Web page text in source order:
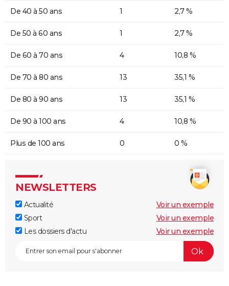
De 40 à 50 ans 1 2,7 %
De 50 à 60 ans 1 2,7 %
De 60 à 70 ans 4 10,8 %
De 70 à 80 ans 13 35,1 %
De 80 à 90 ans 13 35,1 %
De 90 à 100 ans 4 10,8 %
Plus de 100 ans 0 0 %
NEWSLETTERS
Actualité
Voir un exemple
Sport
Voir un exemple
Les dossiers d'actu
Voir un exemple